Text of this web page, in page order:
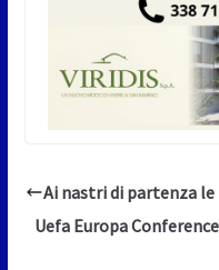
Ai nastri di partenza
Uefa Europa